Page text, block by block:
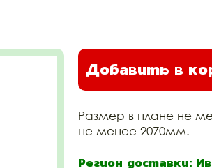
Добавить в
Размер в плане не
не менее 2070мм.
Регион доставки: